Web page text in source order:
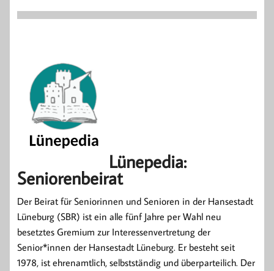
Lünepedia:
Seniorenbeirat
Der Beirat für Seniorinnen und Senioren in der Hansestadt
Lüneburg (SBR) ist ein alle fünf Jahre per Wahl neu
besetztes Gremium zur Interessenvertretung der
Senior*innen der Hansestadt Lüneburg. Er besteht seit
1978, ist ehrenamtlich, selbstständig und überparteilich. Der